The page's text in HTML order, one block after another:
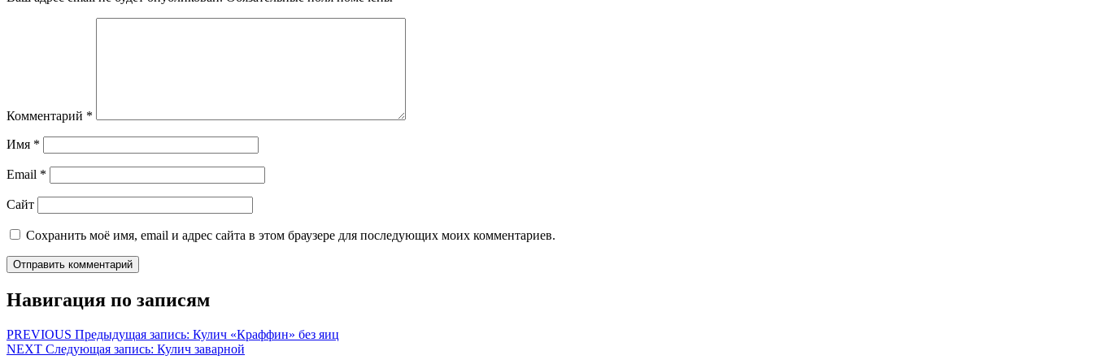
Комментарий *
Имя *
Email *
Сайт
Сохранить моё имя, email и адрес сайта в этом браузере для последующих моих комментариев.
Навигация по записям
PREVIOUS Предыдущая запись: Кулич «Краффин» без яиц
NEXT Следующая запись: Кулич заварной